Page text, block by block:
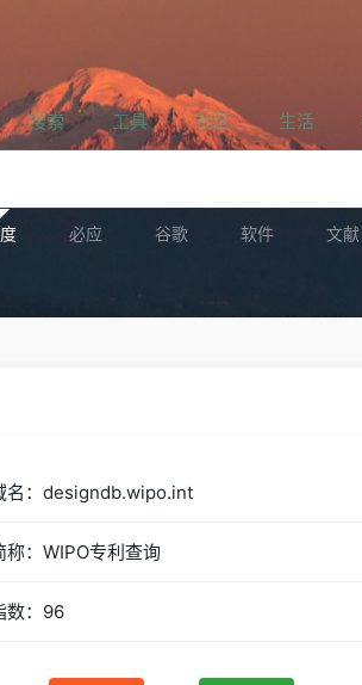
搜索 工具 社区 生活
必应 谷歌 软件 文献
名：designdb.wipo.int
称：WIPO专利查询
数：96